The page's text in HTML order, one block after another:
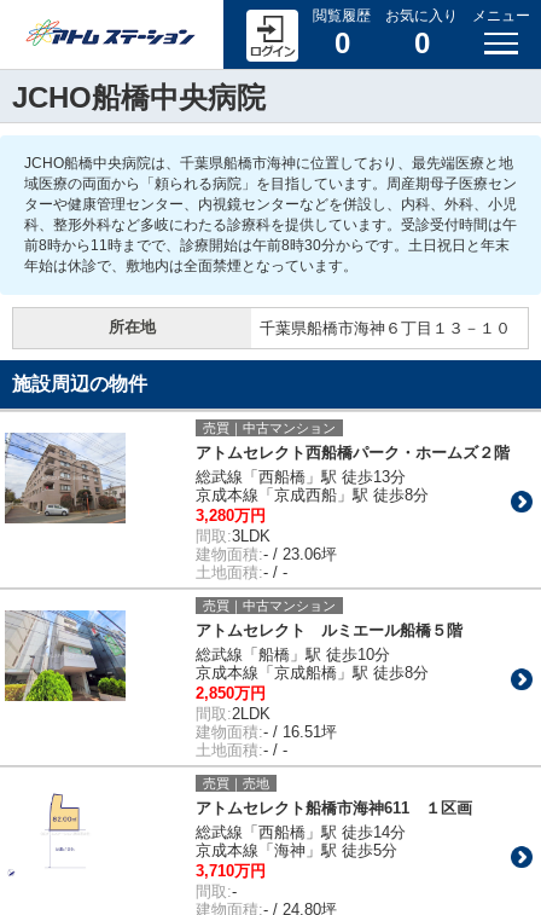
閲覧履歴
0
お気に入り
0
メニュー
JCHO船橋中央病院
JCHO船橋中央病院は、千葉県船橋市海神に位置しており、最先端医療と地
域医療の両面から「頼られる病院」を目指しています。周産期母子医療セン
ターや健康管理センター、内視鏡センターなどを併設し、内科、外科、小児
科、整形外科など多岐にわたる診療科を提供しています。受診受付時間は午
前8時から11時までで、診療開始は午前8時30分からです。土日祝日と年末
年始は休診で、敷地内は全面禁煙となっています。
所在地 千葉県船橋市海神６丁目１３－１０
施設周辺の物件
売買｜中古マンション
アトムセレクト西船橋パーク・ホームズ２階
総武線「西船橋」駅 徒歩13分
京成本線「京成西船」駅 徒歩8分
3,280万円
間取:3LDK
建物面積:- / 23.06坪
土地面積:- / -
売買｜中古マンション
アトムセレクト ルミエール船橋５階
総武線「船橋」駅 徒歩10分
京成本線「京成船橋」駅 徒歩8分
2,850万円
間取:2LDK
建物面積:- / 16.51坪
土地面積:- / -
売買｜売地
アトムセレクト船橋市海神611 １区画
総武線「西船橋」駅 徒歩14分
京成本線「海神」駅 徒歩5分
3,710万円
間取:-
建物面積:- / 24.80坪